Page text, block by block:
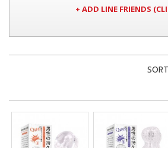
+ ADD LINE FRIENDS